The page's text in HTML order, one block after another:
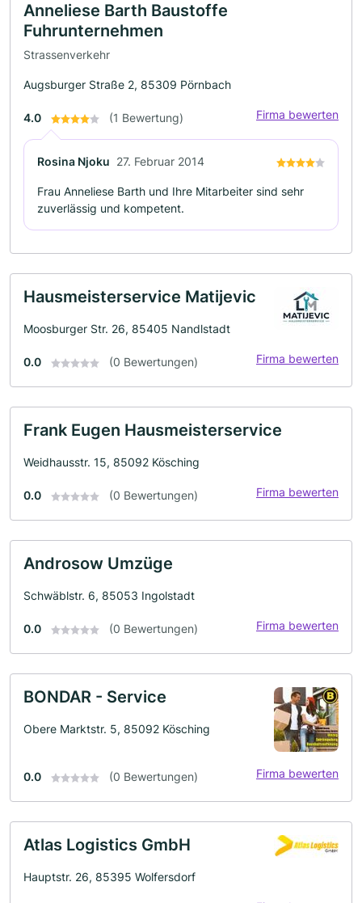
Anneliese Barth Baustoffe
Fuhrunternehmen
Strassenverkehr
Augsburger Straße 2, 85309 Pörnbach
4.0 (1 Bewertung) Firma bewerten
Rosina Njoku 27. Februar 2014
Frau Anneliese Barth und Ihre Mitarbeiter sind sehr
zuverlässig und kompetent.
Hausmeisterservice Matijevic
Moosburger Str. 26, 85405 Nandlstadt
0.0 (0 Bewertungen) Firma bewerten
Frank Eugen Hausmeisterservice
Weidhausstr. 15, 85092 Kösching
0.0 (0 Bewertungen) Firma bewerten
Androsow Umzüge
Schwäblstr. 6, 85053 Ingolstadt
0.0 (0 Bewertungen) Firma bewerten
BONDAR - Service
Obere Marktstr. 5, 85092 Kösching
0.0 (0 Bewertungen) Firma bewerten
Atlas Logistics GmbH
Hauptstr. 26, 85395 Wolfersdorf